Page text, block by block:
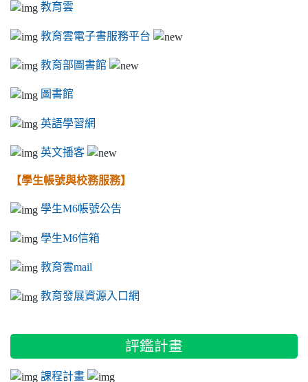
教育雲
教育雲電子書服務平台
教育部圖書館
圖書館
英語學習網
英文播客
【學生帳號與校務服務】
學生M6帳號公告
學生M6信箱
教育雲mail
教育發展資源入口網
評鑑計畫
課程計畫